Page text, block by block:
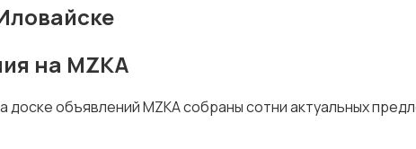
на MZKA
объявлений MZKA собраны сотни актуальных